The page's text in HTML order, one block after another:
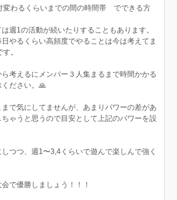
変わるくらいまでの間の時間帯 でできる方
週1の活動が続いたりすることもあります。
やるくらい高頻度でやることは今は考えてま
。
考えるにメンバー３人集まるまで時間かかる
ださい。🙏
で気にしてませんが、あまりパワーの差があ
ゃうと思うので目安として上記のパワーを設
つつ、週1〜3,4くらいで遊んで楽しんで強く
で優勝しましょう！！！